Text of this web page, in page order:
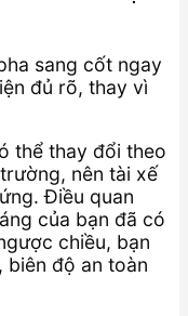
sang cốt ngay
đủ rõ, thay vì
thể thay đổi theo
nên tài xế
Điều quan
của bạn đã có
chiều, bạn
biên độ an toàn